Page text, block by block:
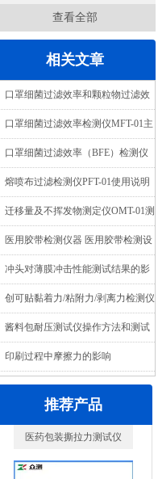
查看全部
相关文章
口罩细菌过滤效率和颗粒物过滤效
率的相关技术要求
口罩细菌过滤效率检测仪MFT-01主
要参数
口罩细菌过滤效率（BFE）检测仪
解析
熔喷布过滤检测仪PFT-01使用说明
迁移量及不挥发物测定仪OMT-01测
试原理与应用介绍
医用胶带检测仪器 医用胶带检测设
冲头对薄膜冲击性能测试结果的影
创可贴黏着力/粘附力/剥离力检测仪
器介绍
酱料包耐压测试仪操作方法和测试
原理印刷过程中摩擦力的影响
推荐产品